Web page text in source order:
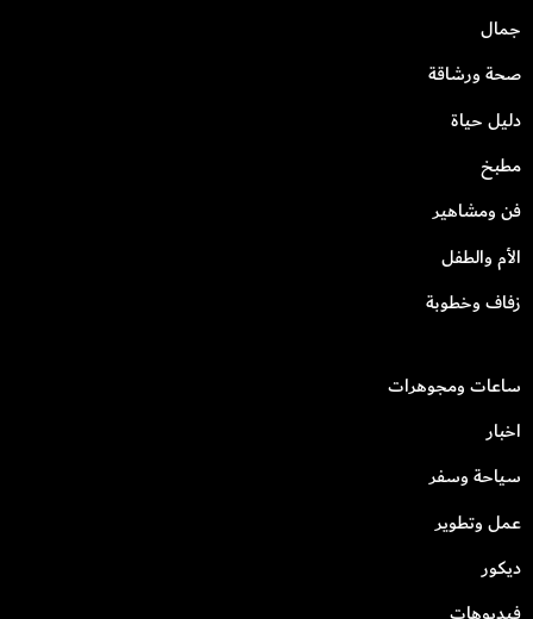
جمال
صحة ورشاقة
دليل حياة
مطبخ
فن ومشاهير
الأم والطفل
زفاف وخطوبة
ساعات ومجوهرات
اخبار
سياحة وسفر
عمل وتطوير
ديكور